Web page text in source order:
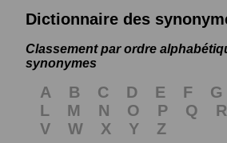
Dictionnaire des
Classement par ordre
synonymes
A B C D E F G
L
M N O P Q R
V
W X Y Z